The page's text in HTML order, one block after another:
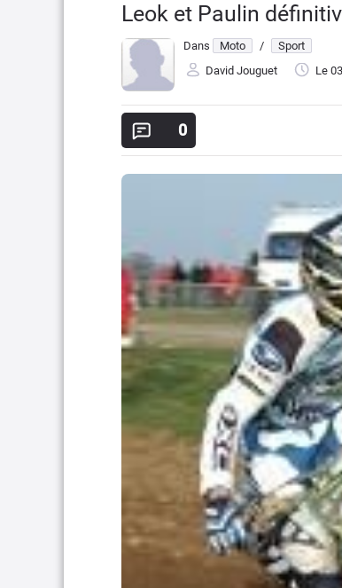
Leok et Paulin
Dans Moto /
Sport
David Jouguet
Le
0